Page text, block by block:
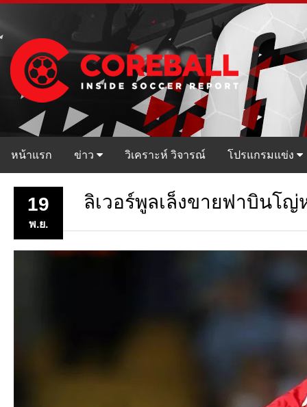
หน้าแรก ข่าว วิเคราะห์ วิจารณ์ โปรแกรมแข่ง
19
พ.ย.
ลิเวอร์พูลเล็งขายฟาบินโ